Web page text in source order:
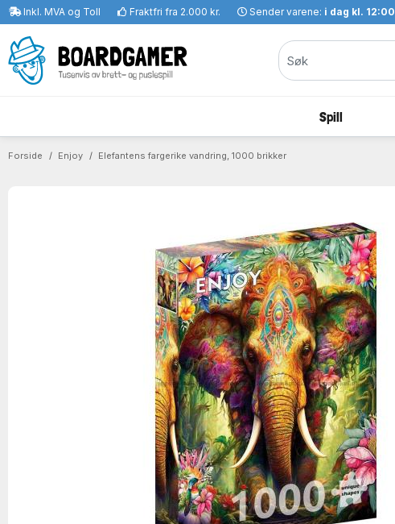
Inkl. MVA og Toll Fraktfri fra 2.000 kr. Sender varene: i dag kl. 12:00
Spill
Forside Enjoy Elefantens fargerike vandring, 1000 brikker